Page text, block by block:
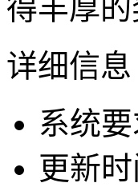
得丰厚
详细信息
系统
更新时